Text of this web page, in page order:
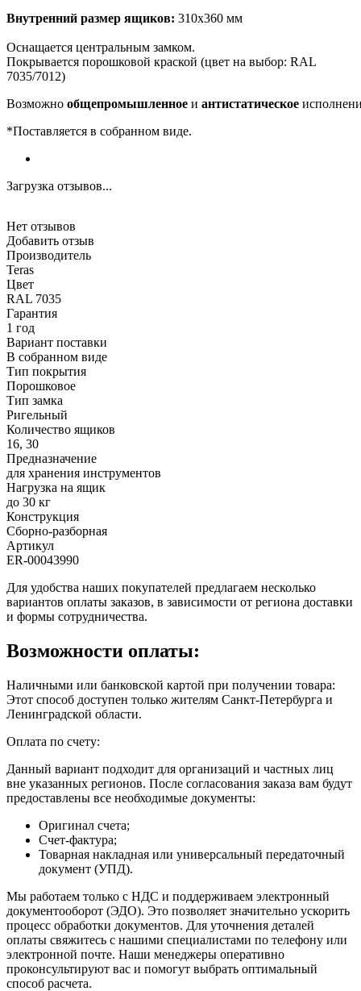
Внутренний размер ящиков: 310х360 мм
Оснащается центральным замком.
Покрывается порошковой краской (цвет на выбор: RAL
7035/7012)
Возможно общепромышленное и антистатическое
*Поставляется в собранном виде.
Загрузка отзывов...
Нет отзывов
Добавить отзыв
Производитель
Teras
Цвет
RAL 7035
Гарантия
1 год
Вариант поставки
В собранном виде
Тип покрытия
Порошковое
Тип замка
Ригельный
Количество ящиков
16, 30
Предназначение
для хранения инструментов
Нагрузка на ящик
до 30 кг
Конструкция
Сборно-разборная
Артикул
ER-00043990
Для удобства наших покупателей предлагаем несколько
вариантов оплаты заказов, в зависимости от региона доставки
и формы сотрудничества.
Возможности оплаты:
Наличными или банковской картой при получении товара:
Этот способ доступен только жителям Санкт-Петербурга и
Ленинградской области.
Оплата по счету:
Данный вариант подходит для организаций и частных лиц
вне указанных регионов. После согласования заказа вам будут
предоставлены все необходимые документы:
Оригинал счета;
Счет-фактура;
Товарная накладная или универсальный передаточный
документ (УПД).
Мы работаем только с НДС и поддерживаем электронный
документооборот (ЭДО). Это позволяет значительно ускорить
процесс обработки документов. Для уточнения деталей
оплаты свяжитесь с нашими специалистами по телефону или
электронной почте. Наши менеджеры оперативно
проконсультируют вас и помогут выбрать оптимальный
способ расчета.